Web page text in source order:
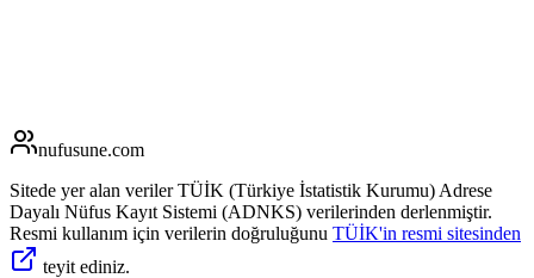
nufusune.com
Sitede yer alan veriler TÜİK (Türkiye İstatistik Kurumu) Adrese
Dayalı Nüfus Kayıt Sistemi (ADNKS) verilerinden derlenmiştir.
Resmi kullanım için verilerin doğruluğunu TÜİK'in resmi sitesinden
teyit ediniz.